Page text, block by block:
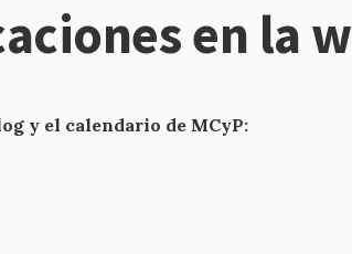
en la
y el calendario de MCyP: